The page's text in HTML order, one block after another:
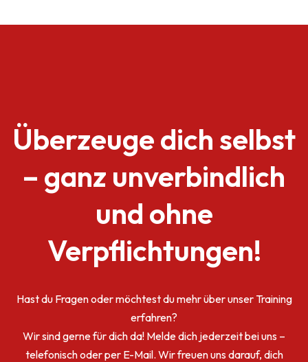
Überzeuge dich selbst
– ganz unverbindlich
und ohne
Verpflichtungen!
Hast du Fragen oder möchtest du mehr über unser Training
erfahren?
Wir sind gerne für dich da! Melde dich jederzeit bei uns –
telefonisch oder per E-Mail. Wir freuen uns darauf, dich